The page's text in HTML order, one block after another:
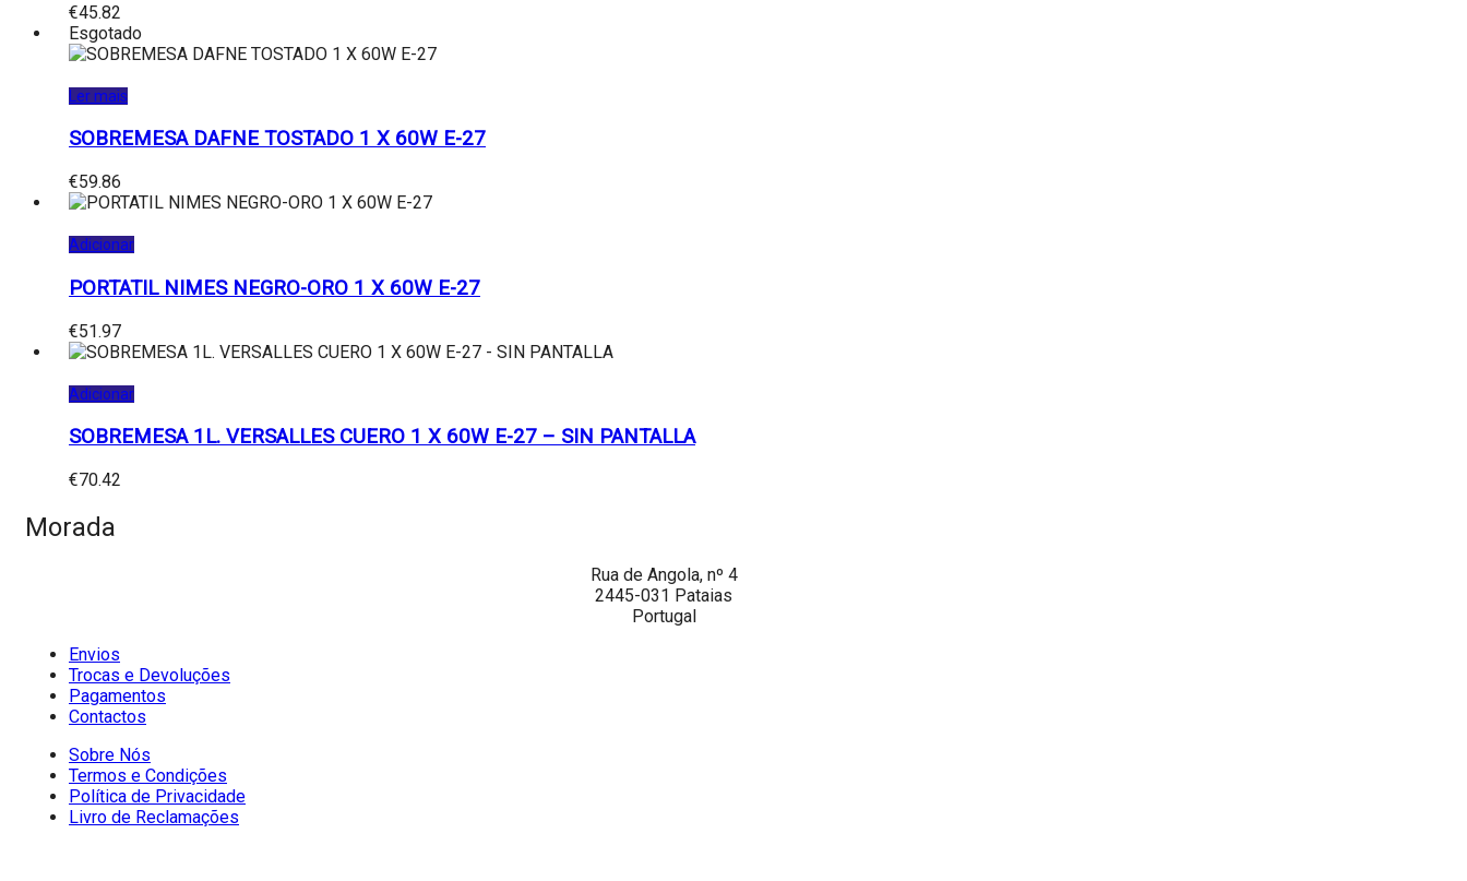
€45.82
Esgotado
Ler mais
SOBREMESA DAFNE TOSTADO 1 X 60W E-27
€59.86
Adicionar
PORTATIL NIMES NEGRO-ORO 1 X 60W E-27
€51.97
Adicionar
SOBREMESA 1L. VERSALLES CUERO 1 X 60W E-27 – SIN PANTALLA
€70.42
Morada
Rua de Angola, nº 4
2445-031 Pataias
Portugal
Envios
Trocas e Devoluções
Pagamentos
Contactos
Sobre Nós
Termos e Condições
Política de Privacidade
Livro de Reclamações